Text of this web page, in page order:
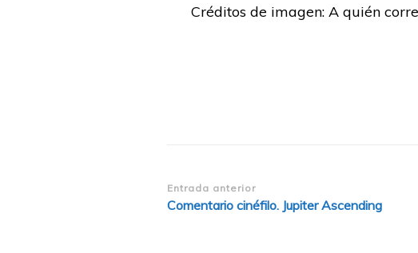
Créditos de imagen: A quién
Navegación
de
Entrada anterior
Comentario cinéfilo. Jupiter Ascending